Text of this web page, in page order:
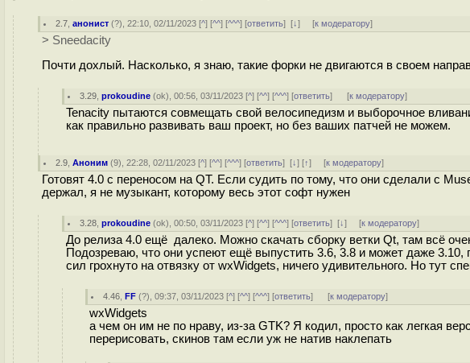
2.7 ,анонист (?), 22:10, 02/11/2023 [^] [^^] [^^^] [ответить][↓] [к модератору]
> Sneedacity
Почти дохлый. Насколько, я знаю, такие форки не двигаются в своем
3.29 ,prokoudine (ok), 00:56, 03/11/2023 [^] [^^] [^^^] [ответить] [к модератору]
Tenacity пытаются совмещать свой велосипедизм и выборочное
как правильно развивать ваш проект, но без ваших патчей не можем.
2.9 ,Аноним (9), 22:28, 02/11/2023 [^] [^^] [^^^] [ответить][↓] [↑] [к модератору]
Готовят 4.0 с переносом на QT. Если судить по тому, что они сделали с
держал, я не музыкант, которому весь этот софт нужен
3.28 ,prokoudine (ok), 00:50, 03/11/2023 [^] [^^] [^^^] [ответить][↓] [к модератору]
До релиза 4.0 ещё далеко. Можно скачать сборку ветки Qt, там всё
Подозреваю, что они успеют ещё выпустить 3.6, 3.8 и может даже
сил грохнуто на отвязку от wxWidgets, ничего удивительного. Но тут
4.46 ,FF (?), 09:37, 03/11/2023 [^] [^^] [^^^] [ответить] [к модератору]
wxWidgets
а чем он им не по нраву, из-за GTK? Я кодил, просто как легкая
перерисовать, скинов там если уж не натив наклепать